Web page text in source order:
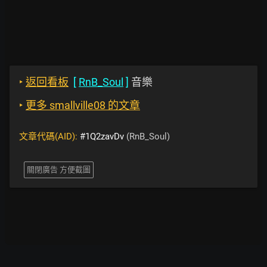
‣ 返回看板 [ RnB_Soul ] 音樂
‣ 更多 smallville08 的文章
文章代碼(AID): #1Q2zavDv (RnB_Soul)
關閉廣告 方便截圖